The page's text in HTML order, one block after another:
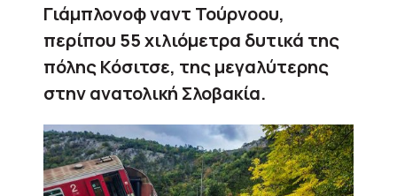
Γιάμπλονοφ ναντ Τούρνοου,
περίπου 55 χιλιόμετρα δυτικά της
πόλης Κόσιτσε, της μεγαλύτερης
στην ανατολική Σλοβακία.